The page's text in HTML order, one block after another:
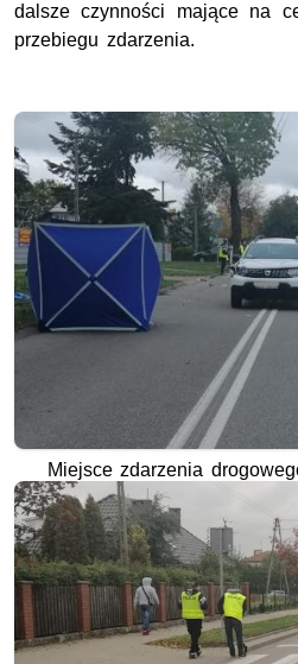
dalsze czynności mające na
przebiegu zdarzenia.
Miejsce zdarzenia